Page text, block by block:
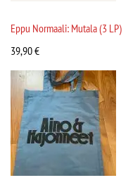
Eppu Normaali: Mutala (3 LP)
39,90€